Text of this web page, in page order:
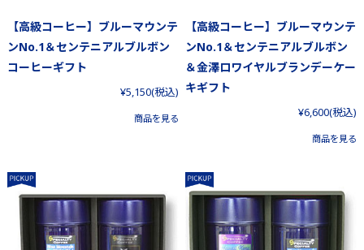
【高級コーヒー】ブルーマウンテ
ンNo.1＆センテニアルブルボン
コーヒーギフト
¥5,150(税込)
商品を見る
【高級コーヒー】ブルーマウンテ
ンNo.1＆センテニアルブルボン
＆金澤ロワイヤルブランデーケー
キギフト
¥6,600(税込)
商品を見る